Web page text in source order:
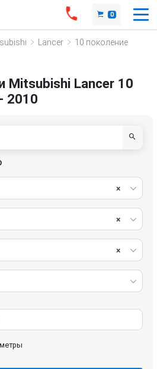
0
Lancer 10 поколение
Mitsubishi Lancer 10
2010
×
×
×